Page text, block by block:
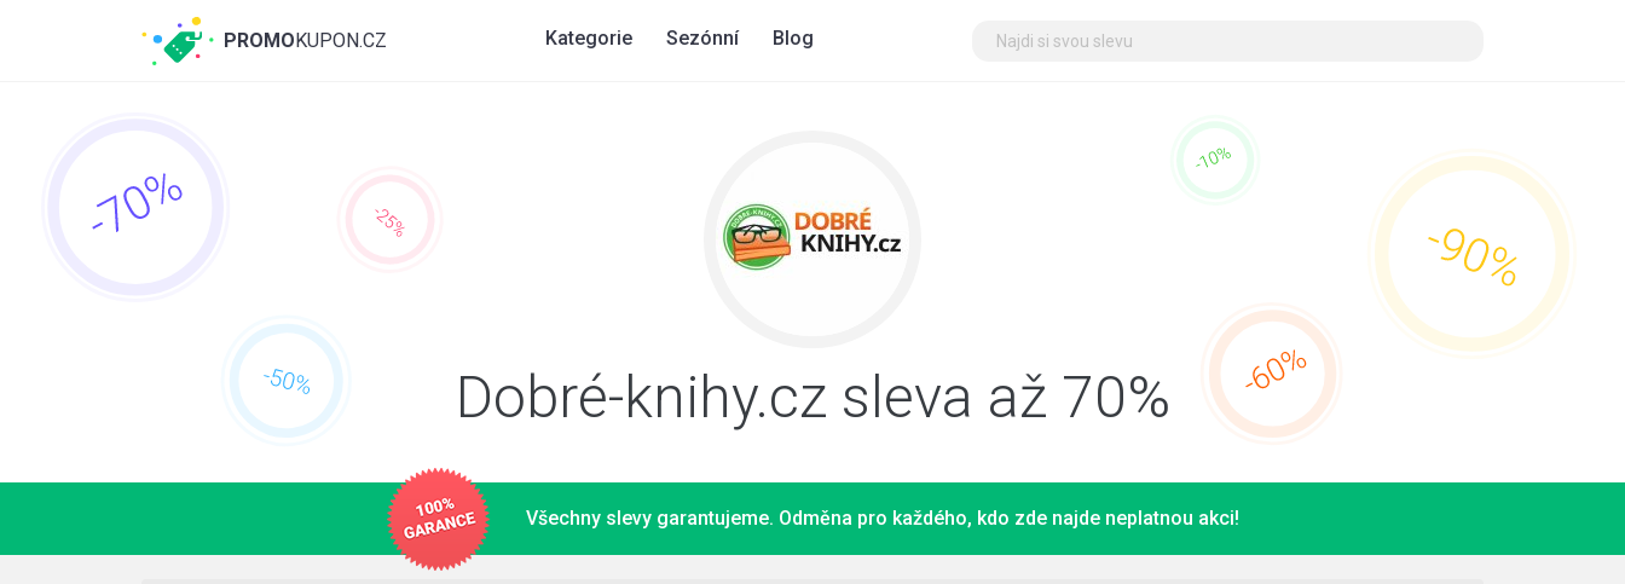
Dobré-knihy.cz sleva až 70%
Všechny slevy garantujeme. Odměna pro každého, kdo zde najde neplatnou akci!
PROMOKUPON.CZ Kategorie Sezónní Blog